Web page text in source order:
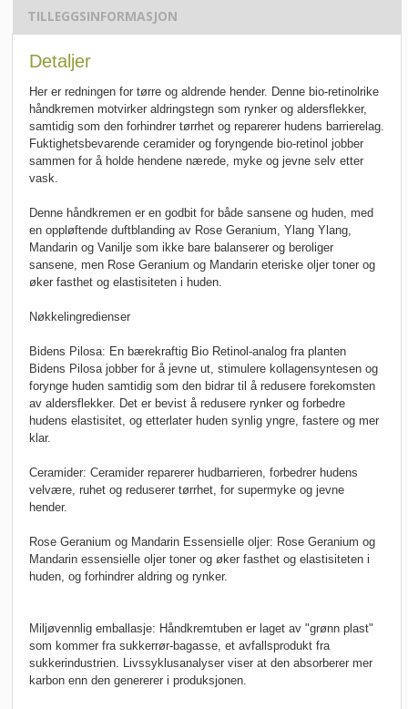
TILLEGGSINFORMASJON
Detaljer
Her er redningen for tørre og aldrende hender. Denne bio-retinolrike
håndkremen motvirker aldringstegn som rynker og aldersflekker,
samtidig som den forhindrer tørrhet og reparerer hudens barrierelag.
Fuktighetsbevarende ceramider og foryngende bio-retinol jobber
sammen for å holde hendene nærede, myke og jevne selv etter
vask.
Denne håndkremen er en godbit for både sansene og huden, med
en oppløftende duftblanding av Rose Geranium, Ylang Ylang,
Mandarin og Vanilje som ikke bare balanserer og beroliger
sansene, men Rose Geranium og Mandarin eteriske oljer toner og
øker fasthet og elastisiteten i huden.
Nøkkelingredienser
Bidens Pilosa: En bærekraftig Bio Retinol-analog fra planten
Bidens Pilosa jobber for å jevne ut, stimulere kollagensyntesen og
forynge huden samtidig som den bidrar til å redusere forekomsten
av aldersflekker. Det er bevist å redusere rynker og forbedre
hudens elastisitet, og etterlater huden synlig yngre, fastere og mer
klar.
Ceramider: Ceramider reparerer hudbarrieren, forbedrer hudens
velvære, ruhet og reduserer tørrhet, for supermyke og jevne
hender.
Rose Geranium og Mandarin Essensielle oljer: Rose Geranium og
Mandarin essensielle oljer toner og øker fasthet og elastisiteten i
huden, og forhindrer aldring og rynker.
Miljøvennlig emballasje: Håndkremtuben er laget av "grønn plast"
som kommer fra sukkerrør-bagasse, et avfallsprodukt fra
sukkerindustrien. Livssyklusanalyser viser at den absorberer mer
karbon enn den genererer i produksjonen.